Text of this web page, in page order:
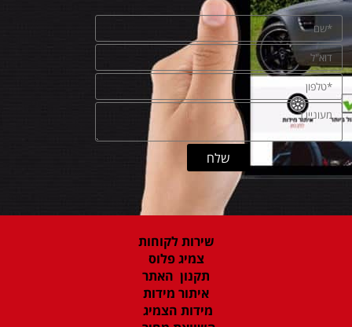
שירות לקוחות
צמיג פלוס
תקנון האתר
איתור מידות
מידות הצמיג